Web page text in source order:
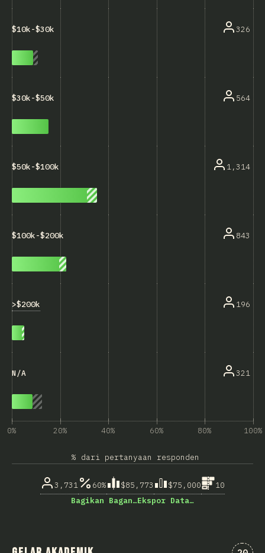
$10k-$30k 326
$30k-$50k 564
$50k-$100k 1,314
$100k-$200k 843
>$200k 196
N/A 321
0% 20% 40% 60% 80% 100%
% dari pertanyaan responden
3,731 60% $85,773 $75,000
10
Bagikan Bagan…Ekspor Data…